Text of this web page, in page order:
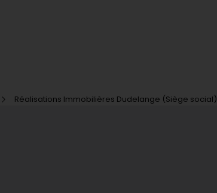
Réalisations Immobilières Dudelange (Siège social)